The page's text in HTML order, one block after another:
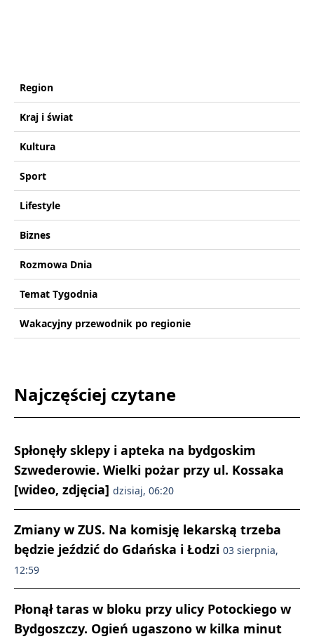
Region
Kraj i świat
Kultura
Sport
Lifestyle
Biznes
Rozmowa Dnia
Temat Tygodnia
Wakacyjny przewodnik po regionie
Najczęściej czytane
Spłonęły sklepy i apteka na bydgoskim
Szwederowie. Wielki pożar przy ul. Kossaka
[wideo, zdjęcia] dzisiaj, 06:20
Zmiany w ZUS. Na komisję lekarską trzeba
będzie jeździć do Gdańska i Łodzi 03 sierpnia,
12:59
Płonął taras w bloku przy ulicy Potockiego w
Bydgoszczy. Ogień ugaszono w kilka minut